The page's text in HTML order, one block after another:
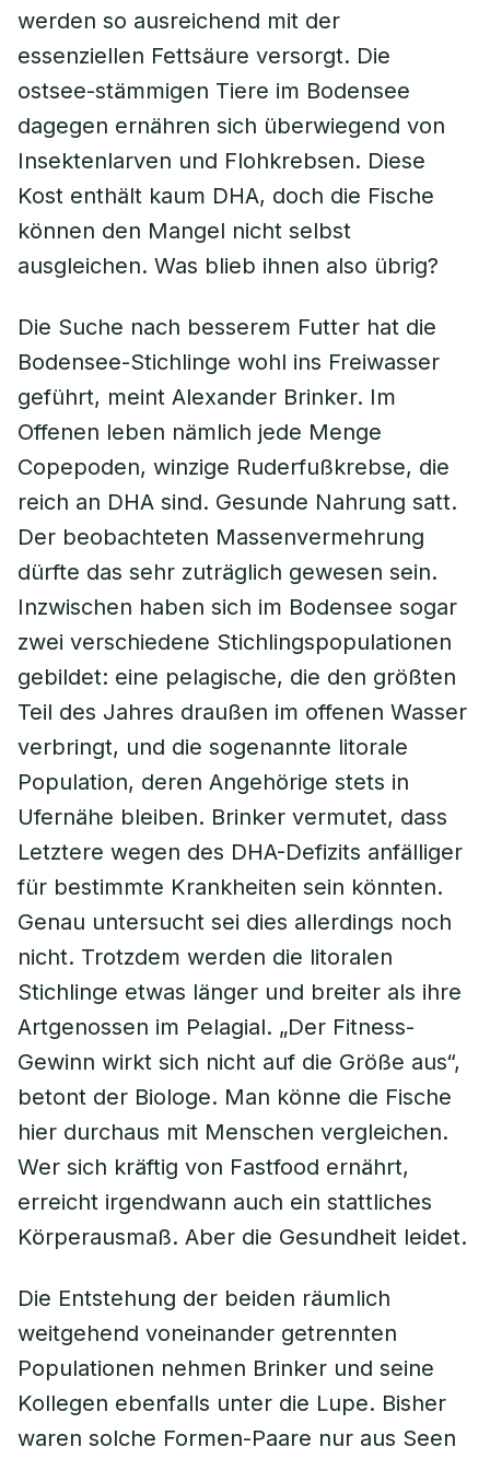
werden so ausreichend mit der
essenziellen Fettsäure versorgt. Die
ostsee-stämmigen Tiere im Bodensee
dagegen ernähren sich überwiegend von
Insektenlarven und Flohkrebsen. Diese
Kost enthält kaum DHA, doch die Fische
können den Mangel nicht selbst
ausgleichen. Was blieb ihnen also übrig?
Die Suche nach besserem Futter hat die
Bodensee-Stichlinge wohl ins Freiwasser
geführt, meint Alexander Brinker. Im
Offenen leben nämlich jede Menge
Copepoden, winzige Ruderfußkrebse, die
reich an DHA sind. Gesunde Nahrung satt.
Der beobachteten Massenvermehrung
dürfte das sehr zuträglich gewesen sein.
Inzwischen haben sich im Bodensee sogar
zwei verschiedene Stichlingspopulationen
gebildet: eine pelagische, die den größten
Teil des Jahres draußen im offenen Wasser
verbringt, und die sogenannte litorale
Population, deren Angehörige stets in
Ufernähe bleiben. Brinker vermutet, dass
Letztere wegen des DHA-Defizits anfälliger
für bestimmte Krankheiten sein könnten.
Genau untersucht sei dies allerdings noch
nicht. Trotzdem werden die litoralen
Stichlinge etwas länger und breiter als ihre
Artgenossen im Pelagial. „Der Fitness-
Gewinn wirkt sich nicht auf die Größe aus“,
betont der Biologe. Man könne die Fische
hier durchaus mit Menschen vergleichen.
Wer sich kräftig von Fastfood ernährt,
erreicht irgendwann auch ein stattliches
Körperausmaß. Aber die Gesundheit leidet.
Die Entstehung der beiden räumlich
weitgehend voneinander getrennten
Populationen nehmen Brinker und seine
Kollegen ebenfalls unter die Lupe. Bisher
waren solche Formen-Paare nur aus Seen